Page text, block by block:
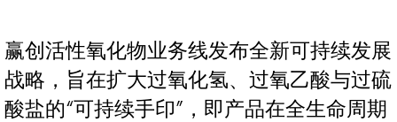
赢创活性氧化物业务线发布全新可持续发展
战略，旨在扩大过氧化氢、过氧乙酸与过硫
酸盐的“可持续手印”，即产品在全生命周期